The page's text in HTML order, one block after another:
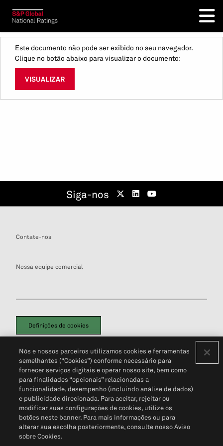
Este documento não pode ser exibido no seu navegador.
Clique no botão abaixo para visualizar o documento:
VISUALIZAR
Siga-nos
Contate-nos
Nossa equipe comercial
Definições de cookies
Política de PrivacidadePortal de privacidade do cliente (em inglês)
Não Venda Minhas Informações Pessoais© 2026 S&P Global
Nós e nossos parceiros utilizamos cookies e ferramentas
semelhantes (“Cookies”) conforme necessário para
fornecer serviços digitais e operar nosso site, bem como
para finalidades “opcionais” relacionadas a
funcionalidade, desempenho (incluindo análise de dados)
e publicidade direcionada. Para aceitar, rejeitar ou
modificar suas configurações de cookies, utilize os
botões neste banner. Para mais informações ou para
alterar sua escolha posteriormente, consulte nosso Aviso
sobre Cookies.